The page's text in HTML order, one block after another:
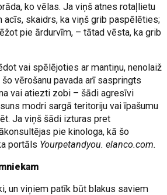
ko vēlas. Ja viņš atnes rotaļlietu
acīs, skaidrs, ka viņš grib paspēlēties;
pie ārdurvīm, – tātad vēsta, ka grib
vai spēlējoties ar mantiņu, nenolaiž
vērošanu pavada arī saspringts
vai atiezti zobi – šādi agresīvi
modri sargā teritoriju vai īpašumu
Ja viņš šādi izturas pret
pie kinologa, kā šo
portāls Yourpetandyou. elanco.com.
un viņiem patīk būt blakus saviem